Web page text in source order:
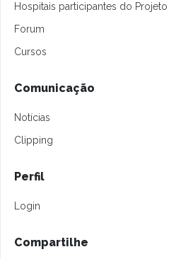
Hospitais participantes do Projeto
Forum
Cursos
Comunicação
Notícias
Clipping
Perfil
Login
Compartilhe